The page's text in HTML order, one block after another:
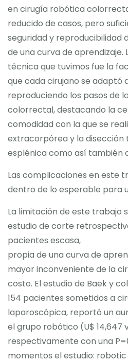
en cirugía robótica
reducido de casos, pero
seguridad y reproducibilidad
de una curva de aprendizaje.
técnica que tuvimos fue la
que cada cirujano se adaptó
reproduciendo los pasos de
colorrectal, destacando la
comodidad con la que se
extracorpórea y la disección
esplénica como así también
Las complicaciones en este
dentro de lo esperable para
La limitación de este trabajo
estudio de corte
pacientes escasa,
propia de una curva de
mayor inconveniente de la
costo. El estudio de Baek y
154 pacientes sometidos a
laparoscópica, reportó un
el grupo robótico (U$ 14,647
respectivamente con una
momentos el estudio: